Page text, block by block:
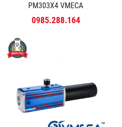
PM303X4 VMECA
0985.288.164